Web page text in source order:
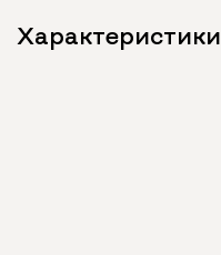
Характеристики